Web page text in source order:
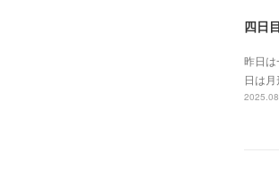
四日目
昨日
日は